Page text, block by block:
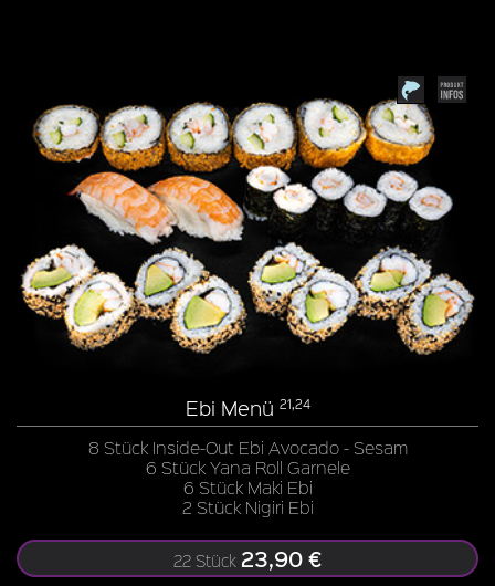
Ebi Menü 21,24
8 Stück Inside-Out Ebi Avocado - Sesam
6 Stück Yana Roll Garnele
6 Stück Maki Ebi
2 Stück Nigiri Ebi
22 Stück 23,90 €